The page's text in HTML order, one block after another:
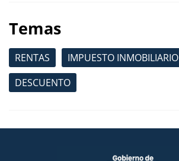
Temas
RENTAS
IMPUESTO INMOBILIARIO
DESCUENTO